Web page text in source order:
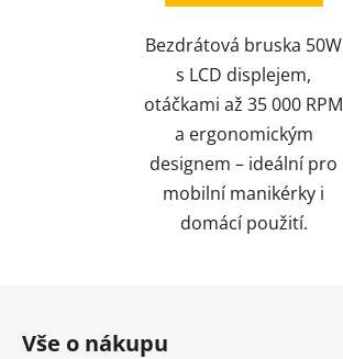
hvězdiček.
Bezdrátová bruska 50W
s LCD displejem,
otáčkami až 35 000 RPM
a ergonomickým
designem – ideální pro
mobilní manikérky i
domácí použití.
Vše o nákupu